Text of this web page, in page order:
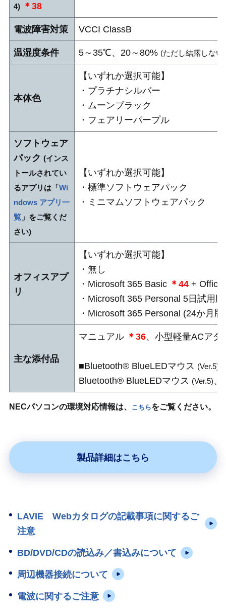
4)
＊38
電波障害対策 VCCI ClassB
温湿度条件 5～35℃、20～80% (ただし結露しない
本体色
【いずれか選択可能】
・プラチナシルバー
・ムーンブラック
・フェアリーパープル
ソフトウェア
パック(インス
トールされてい
るアプリは「Wi
ndows アプリ一
覧 」をご覧くだ
さい)
【いずれか選択可能】
・標準ソフトウェアパック
・ミニマムソフトウェアパック
オフィスアプ
リ
【いずれか選択可能】
・無し
・Microsoft 365 Basic ＊44 + Office
・Microsoft 365 Personal 5日試用
・Microsoft 365 Personal (24か月
主な添付品
マニュアル ＊36、小型軽量ACア
■Bluetooth® BlueLEDマウス (Ver.5)
Bluetooth® BlueLEDマウス (Ver.5)、
NECパソコンの環境対応情報は、 こちらをご覧ください。
製品詳細はこちら
LAVIE Webカタログの記載事項に関するご
注意
BD/DVD/CDの読込み／書込みについて
周辺機器接続について
電波に関するご注意